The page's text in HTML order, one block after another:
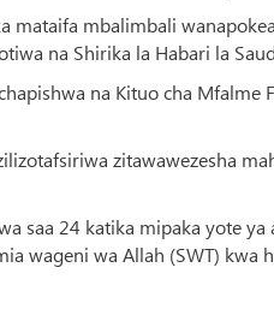
mbalimbali
na Shirika la Habari la
na Kituo cha Mfalme
zitawawezesha
saa 24 katika mipaka yote ya
wageni wa Allah (SWT) kwa